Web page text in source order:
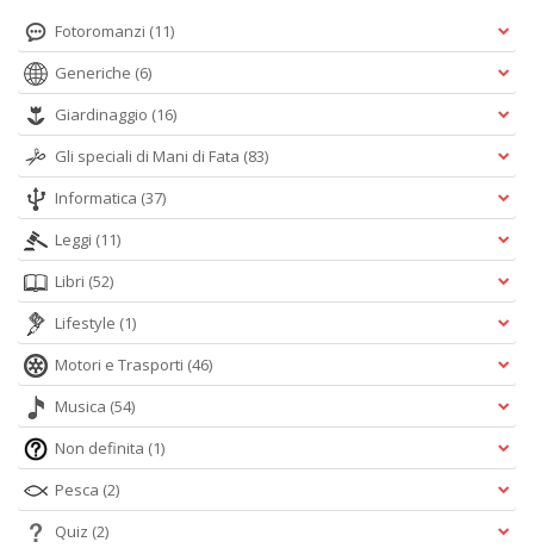
Fotoromanzi (11)
Generiche (6)
Giardinaggio (16)
Gli speciali di Mani di Fata (83)
Informatica (37)
Leggi (11)
Libri (52)
Lifestyle (1)
Motori e Trasporti (46)
Musica (54)
Non definita (1)
Pesca (2)
Quiz (2)